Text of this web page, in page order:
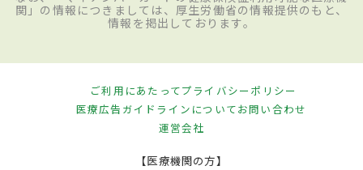
関」の情報につきましては、厚生労働省の情報提供のもと、
情報を掲出しております。
ご利用にあたってプライバシーポリシー
医療広告ガイドラインについてお問い合わせ
運営会社
【医療機関の方】